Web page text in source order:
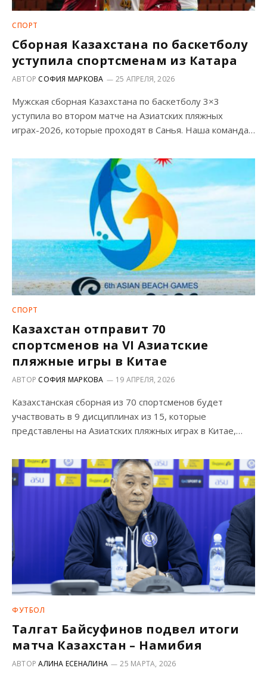
СПОРТ
Сборная Казахстана по баскетболу
уступила спортсменам из Катара
АВТОРСОФИЯ МАРКОВА 25 АПРЕЛЯ, 2026
Мужская сборная Казахстана по баскетболу 3×3
уступила во втором матче на Азиатских пляжных
играх-2026, которые проходят в Санья. Наша команда…
СПОРТ
Казахстан отправит 70
спортсменов на VI Азиатские
пляжные игры в Китае
АВТОРСОФИЯ МАРКОВА 19 АПРЕЛЯ, 2026
Казахстанская сборная из 70 спортсменов будет
участвовать в 9 дисциплинах из 15, которые
представлены на Азиатских пляжных играх в Китае,…
ФУТБОЛ
Талгат Байсуфинов подвел итоги
матча Казахстан – Намибия
АВТОРАЛИНА ЕСЕНАЛИНА 25 МАРТА, 2026